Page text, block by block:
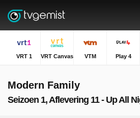
VRT 1 VRT Canvas VTM Play 4
Modern Family
Seizoen 1, Aflevering 11 - Up All